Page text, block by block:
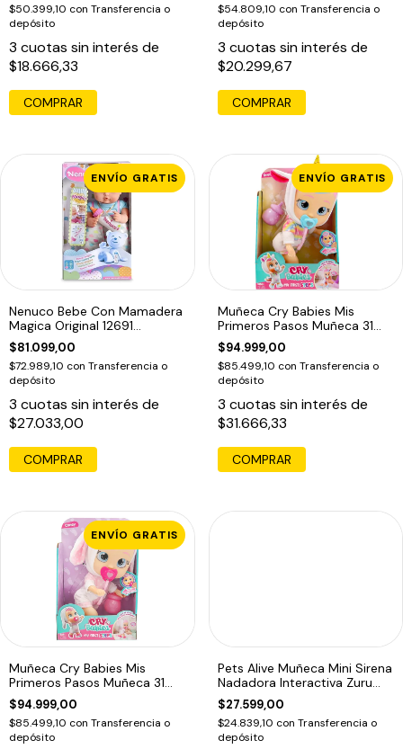
$50.399,10 con Transferencia o
depósito
3 cuotas sin interés de
$18.666,33
COMPRAR
$54.809,10 con Transferencia o
depósito
3 cuotas sin interés de
$20.299,67
ENVÍO GRATIS
Nenuco Bebe Con Mamadera
Magica Original 12691
Educando
$81.099,00
$72.989,10 con Transferencia o
depósito
3 cuotas sin interés de
$27.033,00
ENVÍO GRATIS
Muñeca Cry Babies Mis
Primeros Pasos Muñeca 31
Cm Muñeca
$94.999,00
$85.499,10 con Transferencia o
depósito
3 cuotas sin interés de
$31.666,33
ENVÍO GRATIS
Muñeca Cry Babies Mis
Primeros Pasos Muñeca 31
Cm Muñeca
$94.999,00
$85.499,10 con Transferencia o
depósito
Pets Alive Muñeca Mini Sirena
Nadadora Interactiva Zuru
Rosa
$27.599,00
$24.839,10 con Transferencia o
depósito